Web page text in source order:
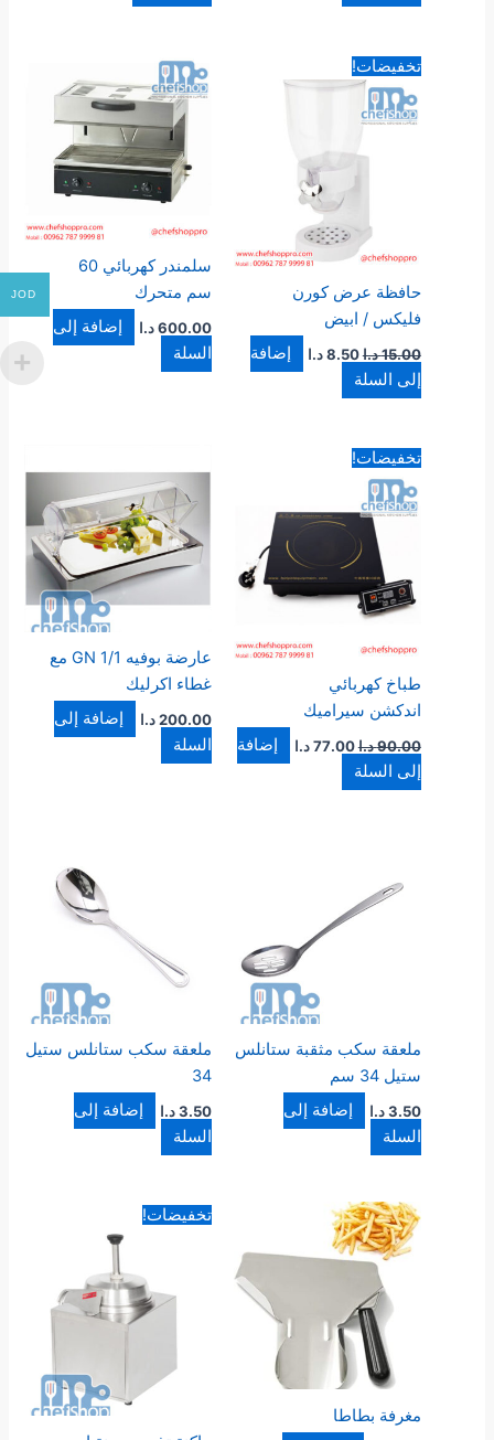
تخفيضات!
حافظة عرض كورن
فليكس / ابيض
15.00د.ا
السعر
الأصلي
8.50 د.ا
الحالي
إضافة
إلى السلة
سلمندر كهربائي 60
سم متحرك
600.00د.ا
إضافة إلى
السلة
تخفيضات!
طباخ كهربائي
اندكشن سيراميك
90.00د.ا
السعر
الأصلي
90.00 د.ا.
77.00 د.ا
77.00 د.ا.
إضافة
إلى السلة
عارضة بوفيه 1/1 GN مع
غطاء اكرليك
200.00د.ا
إضافة إلى
السلة
ملعقة سكب مثقبة ستانلس
ستيل 34 سم
3.50 د.ا
إضافة إلى
السلة
ملعقة سكب ستانلس ستيل
34
3.50د.ا
إضافة إلى
السلة
مغرفة بطاطا
تخفيضات!
هو:
290.00 د.ا.
JOD